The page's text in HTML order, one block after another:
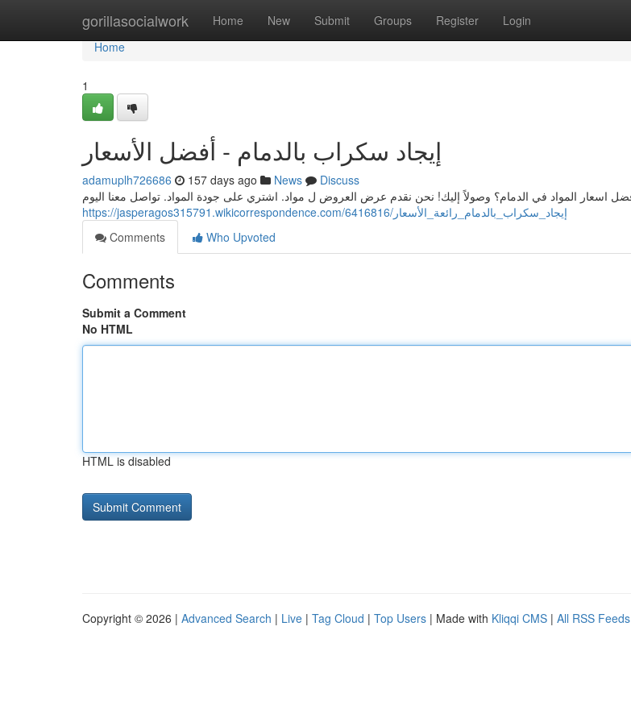
gorillasocialwork Home New Submit Groups Register Login
Home
Home
1
إيجاد سكراب بالدمام - أفضل الأسعار
adamuplh726686 157 days ago News
Discuss
https://jasperagos315791.wikicorrespondence.com/6416816/إيجاد_سكراب_بالدمام_رائعة_الأسعار
Comments
Who Upvoted
Comments
Submit a Comment
No HTML
HTML is disabled
Copyright © 2026 | Advanced Search | Live | Tag Cloud | Top Users | Made with Kliqqi CMS | All RSS Feeds